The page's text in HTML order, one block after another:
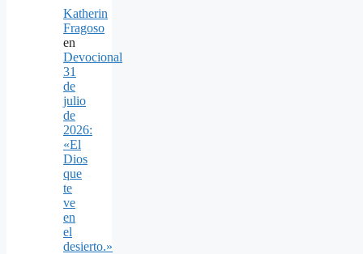
Katherin
Fragoso
en
Devocional
31
de
julio
de
2026:
«El
Dios
que
te
ve
en
el
desierto.»